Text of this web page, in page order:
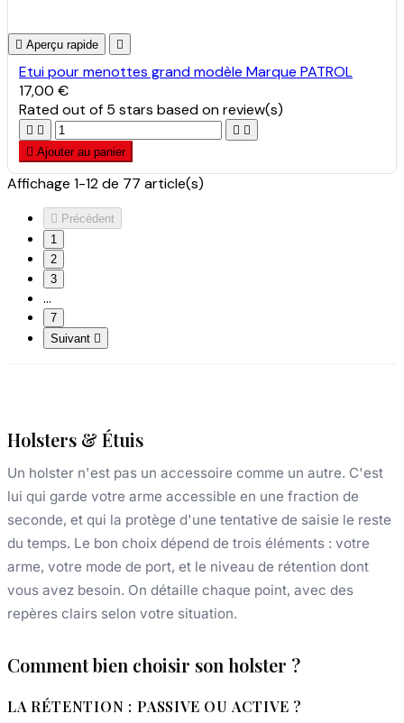
Holsters & Étuis
Un holster n'est pas un accessoire comme un autre. C'est
lui qui garde votre arme accessible en une fraction de
seconde, et qui la protège d'une tentative de saisie le reste
du temps. Le bon choix dépend de trois éléments : votre
arme, votre mode de port, et le niveau de rétention dont
vous avez besoin. On détaille chaque point, avec des
repères clairs selon votre situation.
Comment bien choisir son holster ?
LA RÉTENTION : PASSIVE OU ACTIVE ?
 Aperçu rapide 
Etui pour menottes grand modèle Marque PATROL
17,00 €
Ratedout of 5 stars based onreview(s)
   
 Ajouter au panier
Affichage 1-12 de 77 article(s)
 Précédent
1
2
3
…
7
Suivant 